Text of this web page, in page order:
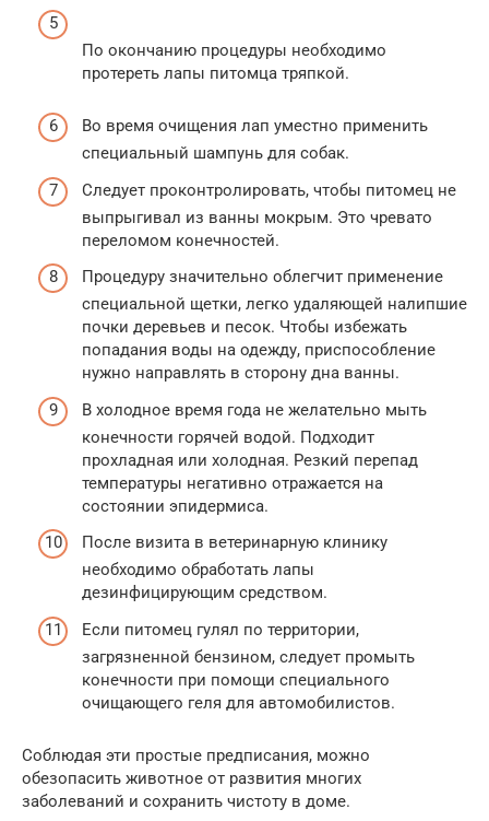
По окончанию процедуры необходимо
протереть лапы питомца тряпкой.
Во время очищения лап уместно применить
специальный шампунь для собак.
Следует проконтролировать, чтобы питомец не
выпрыгивал из ванны мокрым. Это чревато
переломом конечностей.
Процедуру значительно облегчит применение
специальной щетки, легко удаляющей налипшие
почки деревьев и песок. Чтобы избежать
попадания воды на одежду, приспособление
нужно направлять в сторону дна ванны.
В холодное время года не желательно мыть
конечности горячей водой. Подходит
прохладная или холодная. Резкий перепад
температуры негативно отражается на
состоянии эпидермиса.
После визита в ветеринарную клинику
необходимо обработать лапы
дезинфицирующим средством.
Если питомец гулял по территории,
загрязненной бензином, следует промыть
конечности при помощи специального
очищающего геля для автомобилистов.
Соблюдая эти простые предписания, можно
обезопасить животное от развития многих
заболеваний и сохранить чистоту в доме.